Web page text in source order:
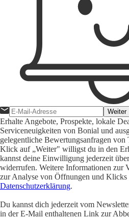
Weiter
Erhalte Angebote, Prospekte, lokale
Serviceneuigkeiten von Bonial und
gelegentliche Bewertungsanfragen
Klick auf „Weiter" willigst du in den
kannst deine Einwilligung jederzeit
widerrufen. Weitere Informationen zur
zur Analyse von Öffnungen und Klicks
Datenschutzerklärung.
Du kannst dich jederzeit vom
in der E-Mail enthaltenen Link zur